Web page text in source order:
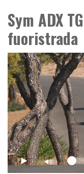
Sym ADX
fuoristrada